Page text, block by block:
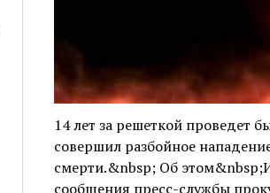
14 лет за решеткой проведет
совершил разбойное
смерти.&nbsp; Об
сообщения пресс-службы